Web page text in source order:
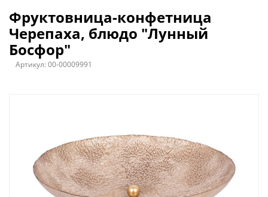
Фруктовница-конфетница
Черепаха, блюдо "Лунный
Босфор"
Артикул:00-00009991